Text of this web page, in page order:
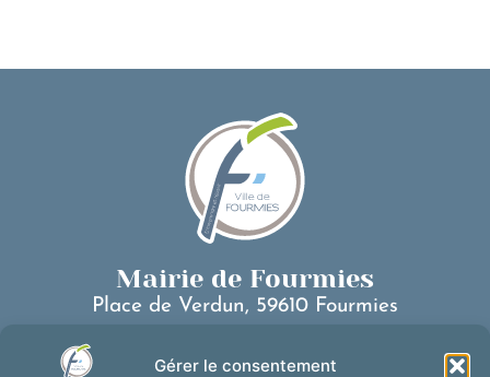
Gérer le consentement
Mairie de Fourmies
Place de Verdun, 59610 Fourmies